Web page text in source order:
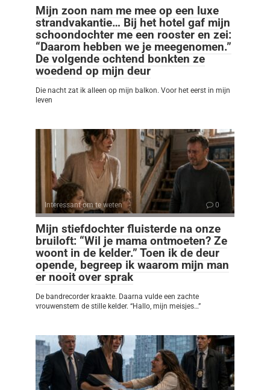
Mijn zoon nam me mee op een luxe
strandvakantie… Bij het hotel gaf mijn
schoondochter me een rooster en zei:
“Daarom hebben we je meegenomen.”
De volgende ochtend bonkten ze
woedend op mijn deur
Die nacht zat ik alleen op mijn balkon. Voor het eerst in mijn
leven
Interessant om te weten 0
Mijn stiefdochter fluisterde na onze
bruiloft: “Wil je mama ontmoeten? Ze
woont in de kelder.” Toen ik de deur
opende, begreep ik waarom mijn man
er nooit over sprak
De bandrecorder kraakte. Daarna vulde een zachte
vrouwenstem de stille kelder. “Hallo, mijn meisjes…”